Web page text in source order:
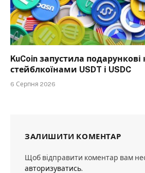
KuCoin запустила подарункові
стейблкоїнами USDT і USDC
6 Серпня 2026
ЗАЛИШИТИ КОМЕНТАР
Щоб відправити коментар вам
авторизуватись.